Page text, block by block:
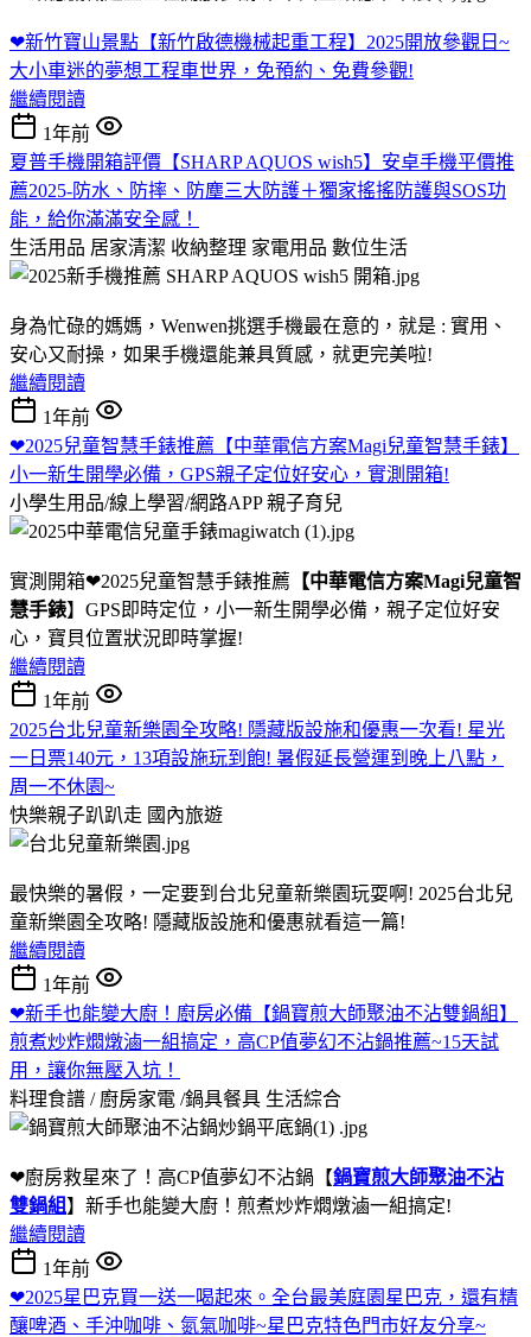
❤新竹寶山景點【新竹啟德機械起重工程】2025開放參觀日~
大小車迷的夢想工程車世界，免預約、免費參觀!
繼續閱讀
1年前
夏普手機開箱評價【SHARP AQUOS wish5】安卓手機平價推
薦2025-防水、防摔、防塵三大防護＋獨家搖搖防護與SOS功
能，給你滿滿安全感！
生活用品 居家清潔 收納整理 家電用品 數位生活
身為忙碌的媽媽，Wenwen挑選手機最在意的，就是 : 實用、
安心又耐操，如果手機還能兼具質感，就更完美啦!
繼續閱讀
1年前
❤2025兒童智慧手錶推薦【中華電信方案Magi兒童智慧手錶】
小一新生開學必備，GPS親子定位好安心，實測開箱!
小學生用品/線上學習/網路APP親子育兒
實測開箱❤2025兒童智慧手錶推薦 【中華電信方案Magi兒童智
慧手錶】GPS即時定位，小一新生開學必備，親子定位好安
心，寶貝位置狀況即時掌握!
繼續閱讀
1年前
2025台北兒童新樂園全攻略! 隱藏版設施和優惠一次看! 星光
一日票140元，13項設施玩到飽! 暑假延長營運到晚上八點，
周一不休園~
快樂親子趴趴走 國內旅遊
最快樂的暑假，一定要到台北兒童新樂園玩耍啊! 2025台北兒
童新樂園全攻略! 隱藏版設施和優惠就看這一篇!
繼續閱讀
1年前
❤新手也能變大廚！廚房必備【鍋寶煎大師聚油不沾雙鍋組】
煎煮炒炸燜燉滷一組搞定，高CP值夢幻不沾鍋推薦~15天試
用，讓你無壓入坑！
料理食譜 / 廚房家電 /鍋具餐具 生活綜合
❤廚房救星來了！高CP值夢幻不沾鍋【鍋寶煎大師聚油不沾
雙鍋組】新手也能變大廚！煎煮炒炸燜燉滷一組搞定!
繼續閱讀
1年前
❤2025星巴克買一送一喝起來。全台最美庭園星巴克，還有精
釀啤酒、手沖咖啡、氮氣咖啡~星巴克特色門市好友分享~